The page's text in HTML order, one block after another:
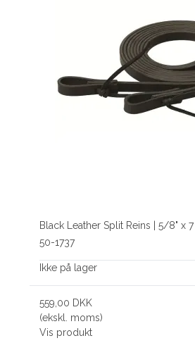
Black Leather Split Reins | 5/8" x 7
50-1737
Ikke på lager
559,00 DKK
(ekskl. moms)
Vis produkt